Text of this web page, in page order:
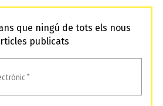
que ningú de tots els nous
publicats